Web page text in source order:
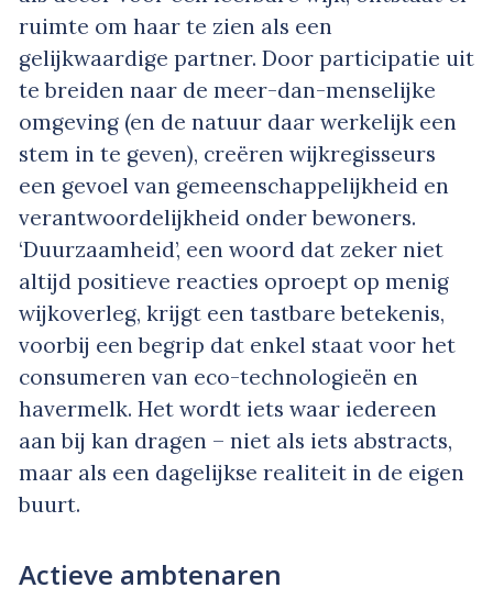
ruimte om haar te zien als een
gelijkwaardige partner. Door participatie uit
te breiden naar de meer-dan-menselijke
omgeving (en de natuur daar werkelijk een
stem in te geven), creëren wijkregisseurs
een gevoel van gemeenschappelijkheid en
verantwoordelijkheid onder bewoners.
‘Duurzaamheid’, een woord dat zeker niet
altijd positieve reacties oproept op menig
wijkoverleg, krijgt een tastbare betekenis,
voorbij een begrip dat enkel staat voor het
consumeren van eco-technologieën en
havermelk. Het wordt iets waar iedereen
aan bij kan dragen – niet als iets abstracts,
maar als een dagelijkse realiteit in de eigen
buurt.
Actieve ambtenaren